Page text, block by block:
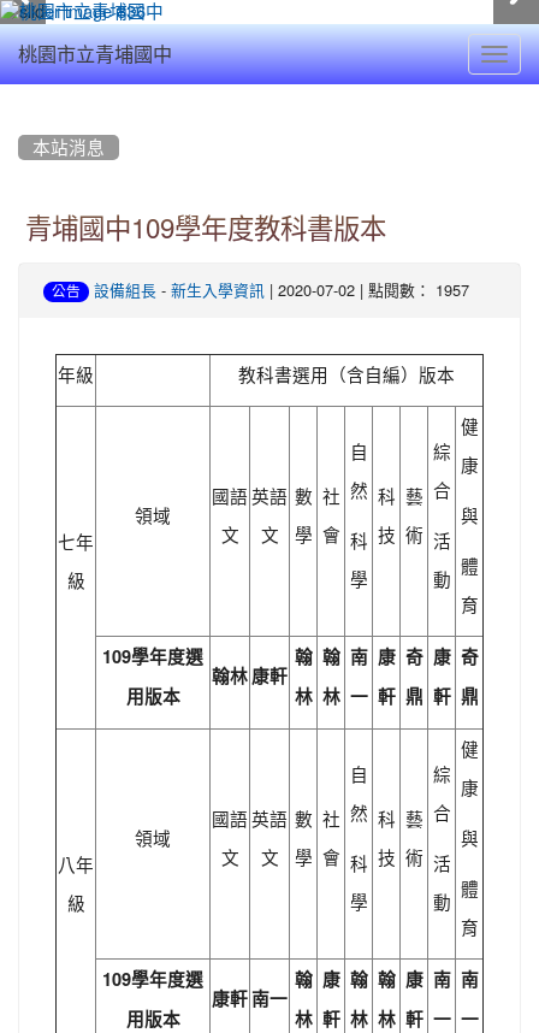
桃園市立青埔國中
本站消息
青埔國中109學年度教科書版本
公告 設備組長 - 新生入學資訊 | 2020-07-02 | 點閱數： 1957
年級 教科書選用（含自編）版本
七年
級
領域
國語
文
英語
文
數
學
社
會
自
然
科
學
科
技
藝
術
綜
合
活
動
健
康
與
體
育
109學年度選
用版本
翰林康軒
翰
林
翰
林
南
一
康
軒
奇
鼎
康
軒
奇
鼎
八年
級
領域
國語
文
英語
文
數
學
社
會
自
然
科
學
科
技
藝
術
綜
合
活
動
健
康
與
體
育
109學年度選
用版本
康軒南一
翰
林
康
軒
翰
林
翰
林
康
軒
南
一
南
一